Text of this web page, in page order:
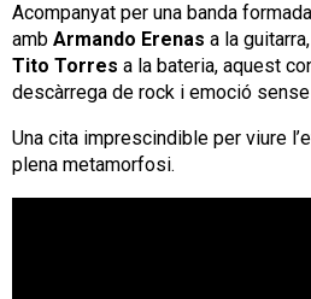
Acompanyat per una banda
amb Armando Erenas a la guitarra,
Tito Torres a la bateria, aquest
descàrrega de rock i emoció
Una cita imprescindible per viure
plena metamorfosi.